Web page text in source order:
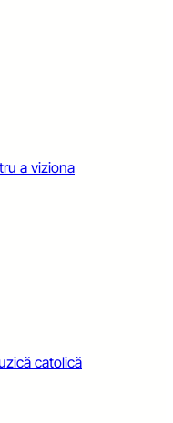
a viziona
catolică